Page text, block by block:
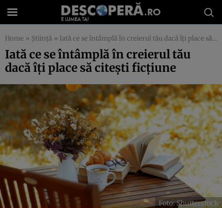
Home » Știință » Iată ce se întâmplă în creierul tău dacă îți place să citești ficțiune
Iată ce se întâmplă în creierul tău
dacă îți place să citești ficțiune
Foto: Shutterstock